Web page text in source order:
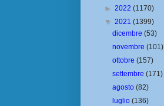
► 2022 (1170)
▼ 2021 (1399)
dicembre(53)
novembre(101)
ottobre(157)
settembre(171)
agosto(82)
luglio(136)